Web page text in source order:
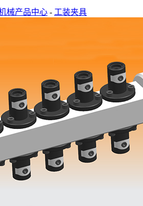
械产品中心 - 工装夹具